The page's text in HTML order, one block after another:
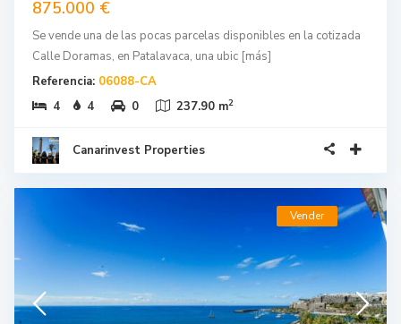
875.000 €
Se vende una de las pocas parcelas disponibles en la cotizada
Calle Doramas, en Patalavaca, una ubic [más]
Referencia: 06088-CA
4
4 0 237.90 m2
Canarinvest Properties
Vender